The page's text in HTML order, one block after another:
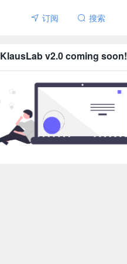
订阅 搜索
KlausLab v2.0 coming soon!